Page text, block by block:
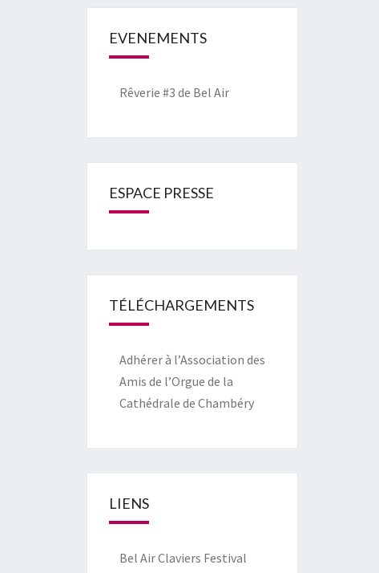
EVENEMENTS
Rêverie #3 de Bel Air
ESPACE PRESSE
TÉLÉCHARGEMENTS
Adhérer à l’Association des
Amis de l’Orgue de la
Cathédrale de Chambéry
LIENS
Bel Air Claviers Festival